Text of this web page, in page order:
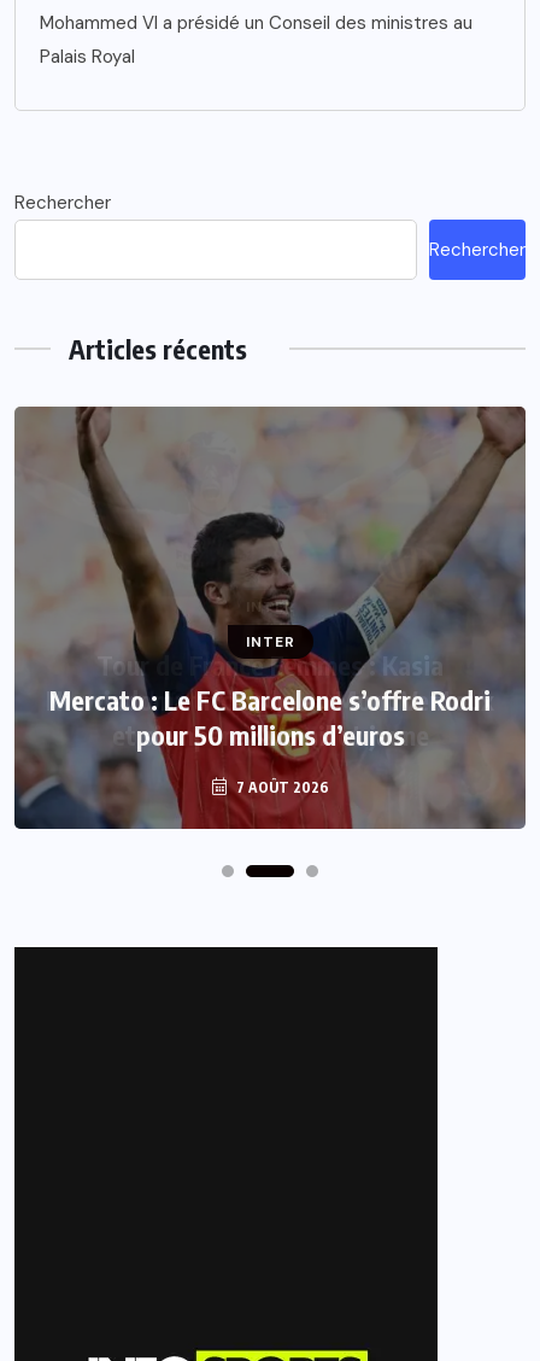
Mohammed VI a présidé un Conseil des ministres au
Palais Royal
Rechercher
Rechercher
Articles récents
INTER
Mercato : Le FC Barcelone s’offre Rodri
pour 50 millions d’euros
7 AOÛT 2026